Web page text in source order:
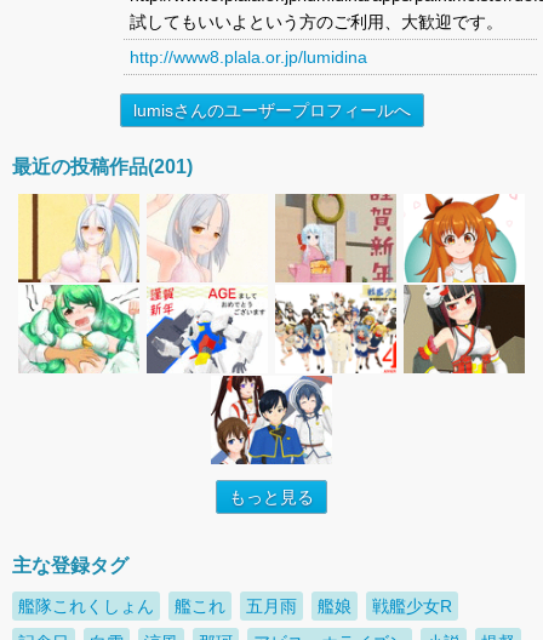
試してもいいよという方のご利用、大歓迎です。
http://www8.plala.or.jp/lumidina
lumisさんのユーザープロフィールへ
最近の投稿作品(201)
もっと見る
主な登録タグ
艦隊これくしょん 艦これ 五月雨 艦娘
戦艦少女R